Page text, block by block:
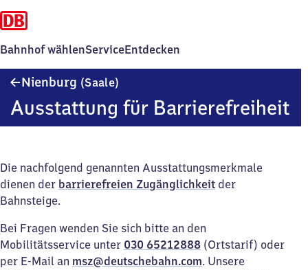
Bahnhof wählenServiceEntdecken
Nienburg (Saale)
Ausstattung für Barrierefreiheit
Die nachfolgend genannten Ausstattungsmerkmale
dienen der barrierefreien Zugänglichkeit der
Bahnsteige.
Bei Fragen wenden Sie sich bitte an den
Mobilitätsservice unter 030 65212888 (Ortstarif) oder
per E-Mail an msz@deutschebahn.com. Unsere